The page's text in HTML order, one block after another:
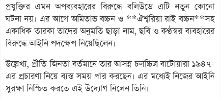
প্রযুক্তির এমন অপব্যবহারের বিরুদ্ধে বলিউডে এটি নতুন কোনো
ঘটনা নয়। এর আগে অমিতাভ বচ্চন ও **ঐশ্বরিয়া রাই বচ্চন**সহ
একাধিক তারকা তাদের অনুমতি ছাড়া নাম, ছবি ও কণ্ঠস্বর ব্যবহারের
বিরুদ্ধে আইনি পদক্ষেপ নিয়েছিলেন।
উল্লেখ্য, প্রীতি জিনতা বর্তমানে তার আসন্ন চলচ্চিত্র বাটোয়ারা ১৯৪৭-
এর প্রচারণা নিয়ে ব্যস্ত সময় পার করছেন। এর মধ্যেই নিজের আইনি
সুরক্ষা নিশ্চিত করতে এই উদ্যোগ নিলেন তিনি।